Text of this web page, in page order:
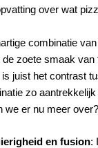
over wat
combinatie
zoete smaak van
juist het contrast
zo
we er nu meer over?
en fusion: